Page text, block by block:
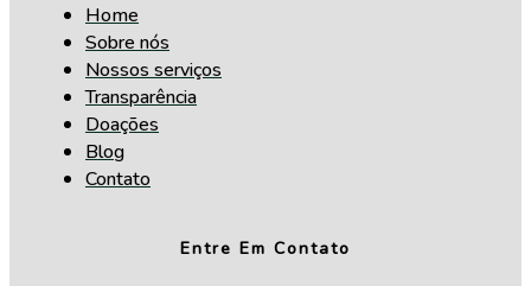
Home
Sobre nós
Nossos serviços
Transparência
Doações
Blog
Contato
Entre Em Contato